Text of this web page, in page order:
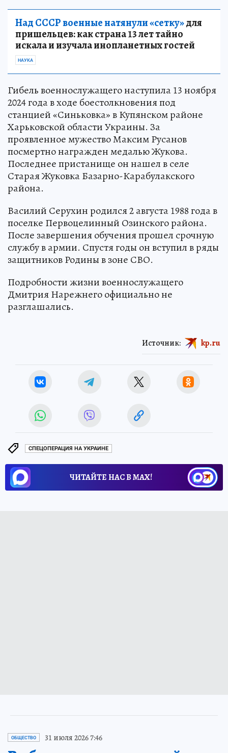
Над СССР военные натянули «сетку»для
пришельцев: как страна 13 лет тайно
искала и изучала инопланетных гостей
НАУКА
Гибель военнослужащего наступила 13 ноября
2024 года в ходе боестолкновения под
станцией «Синьковка» в Купянском районе
Харьковской области Украины. За
проявленное мужество Максим Русанов
посмертно награжден медалью Жукова.
Последнее пристанище он нашел в селе
Старая Жуковка Базарно-Карабулакского
района.
Василий Серухин родился 2 августа 1988 года в
поселке Первоцелинный Озинского района.
После завершения обучения прошел срочную
службу в армии. Спустя годы он вступил в ряды
защитников Родины в зоне СВО.
Подробности жизни военнослужащего
Дмитрия Нарежнего официально не
разглашались.
Источник: kp.ru
СПЕЦОПЕРАЦИЯ НА УКРАИНЕ
ЧИТАЙТЕ НАС В МАХ!
ОБЩЕСТВО 31 июля 2026 7:46